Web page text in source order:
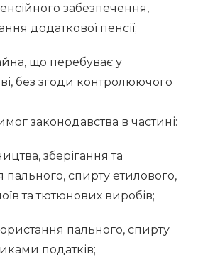
забезпечення,
додаткової пенсії;
що перебуває у
без згоди контролюючого
законодавства в частині:
зберігання та
пального, спирту етилового,
та тютюнових виробів;
пального, спирту
податків;